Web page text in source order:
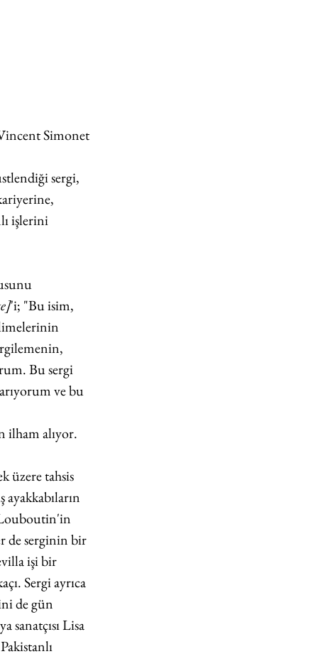
Simonet
sergi,
işlerini
'i; "Bu isim,
Bu sergi
ve bu
ilham alıyor.
üzere tahsis
Louboutin'in
de serginin bir
işi bir
Sergi ayrıca
de gün
sanatçısı Lisa